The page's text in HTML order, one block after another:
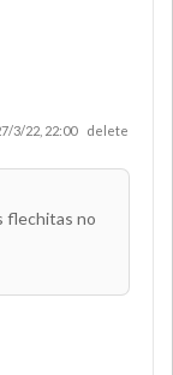
3/22, 22:00 delete
flechitas no